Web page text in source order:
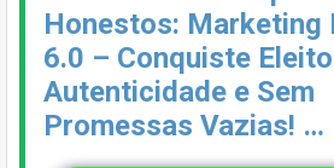
Honestos: Marketing
6.0 – Conquiste
Autenticidade e Sem
Promessas Vazias! …